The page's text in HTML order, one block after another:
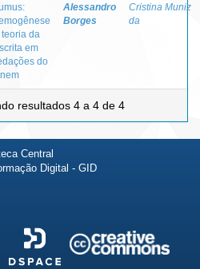
teoria da
em
do
Alessandro
Borges
Cristina Muniz
da
resultados 4 a 4 de 4
Central
Digital - GID